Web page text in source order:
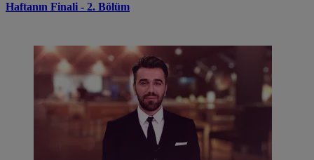
Haftanın Finali - 2. Bölüm